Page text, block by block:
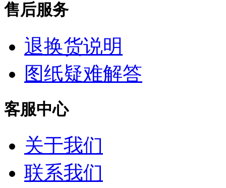
售后服务
退换货说明
图纸疑难解答
客服中心
关于我们
联系我们